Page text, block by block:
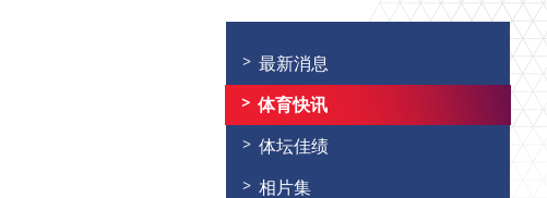
最新消息
体育快讯
体坛佳绩
相片集